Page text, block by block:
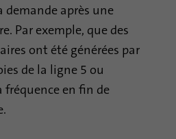
après une
Par exemple, que des
ont été générées par
de la ligne 5 ou
fréquence en fin de